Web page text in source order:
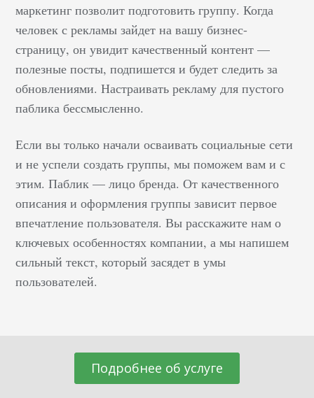
маркетинг позволит подготовить группу. Когда
человек с рекламы зайдет на вашу бизнес-
страницу, он увидит качественный контент —
полезные посты, подпишется и будет следить за
обновлениями. Настраивать рекламу для пустого
паблика бессмысленно.
Если вы только начали осваивать социальные сети
и не успели создать группы, мы поможем вам и с
этим. Паблик — лицо бренда. От качественного
описания и оформления группы зависит первое
впечатление пользователя. Вы расскажите нам о
ключевых особенностях компании, а мы напишем
сильный текст, который засядет в умы
пользователей.
Подробнее об услуге